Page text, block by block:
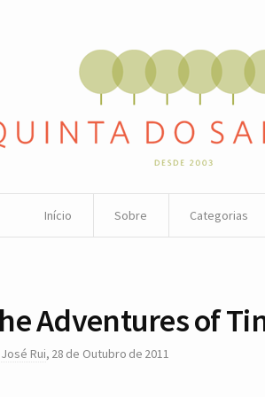
Início Sobre Categorias
Adventures of
José Rui, 28 de Outubro de 2011